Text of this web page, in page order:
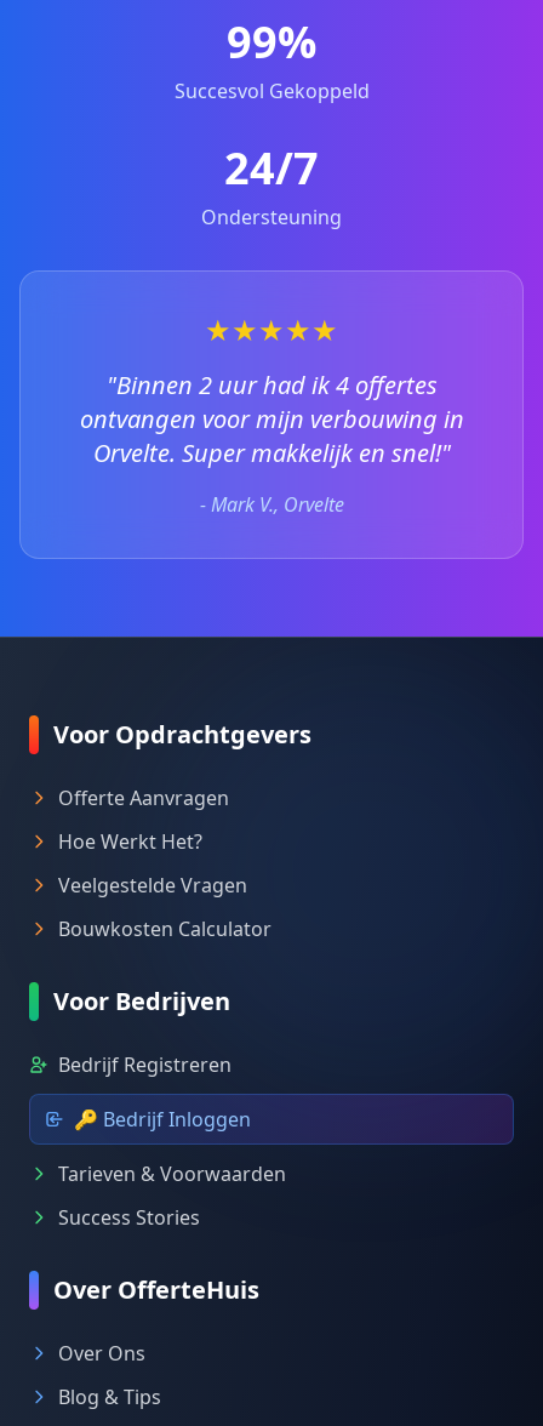
99%
Succesvol Gekoppeld
24/7
Ondersteuning
★★★★★
"Binnen 2 uur had ik 4 offertes
ontvangen voor mijn verbouwing in
Orvelte. Super makkelijk en snel!"
- Mark V., Orvelte
Voor Opdrachtgevers
Offerte Aanvragen
Hoe Werkt Het?
Veelgestelde Vragen
Bouwkosten Calculator
Voor Bedrijven
Bedrijf Registreren
🔑 Bedrijf Inloggen
Tarieven & Voorwaarden
Success Stories
Over OfferteHuis
Over Ons
Blog & Tips